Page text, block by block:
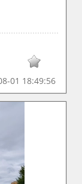
01 18:49:56